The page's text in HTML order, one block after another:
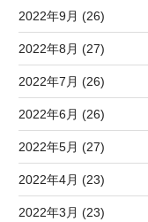
2022年9月 (26)
2022年8月 (27)
2022年7月 (26)
2022年6月 (26)
2022年5月 (27)
2022年4月 (23)
2022年3月 (23)